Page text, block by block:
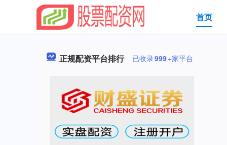
首页
正规配资平台排行 已收录999+家平台